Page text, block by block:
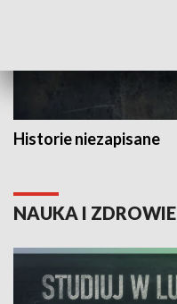
Historie niezapisane
NAUKA I ZDROWIE